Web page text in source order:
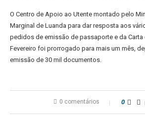
O Centro de Apoio ao Utente montado pelo
Marginal de Luanda para dar resposta aos
pedidos de emissão de passaporte e da Carta
Fevereiro foi prorrogado para mais um mês,
emissão de 30 mil documentos.
0 comentários 0